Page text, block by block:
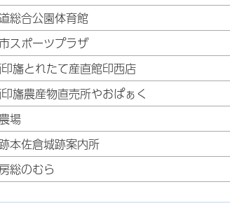
総合公園体育館
スポーツプラザ
旛とれたて産直館印西店
旛農産物直売所やおぱぁく
場
本佐倉城跡案内所
総のむら